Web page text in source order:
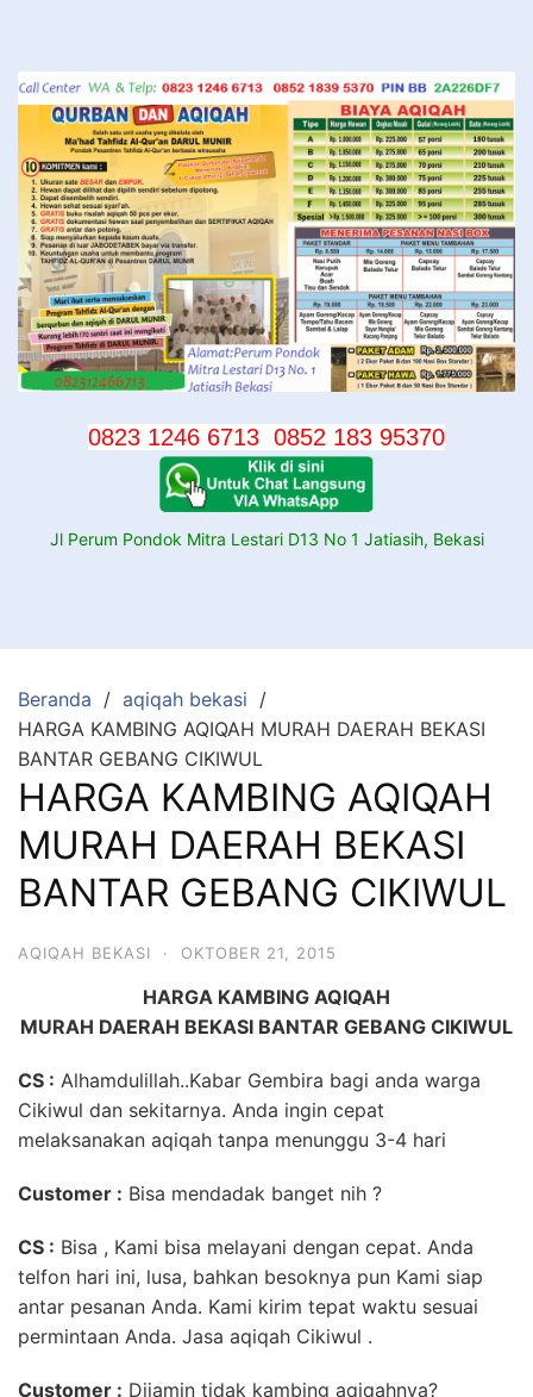
konten
0823 1246 6713 0852 183 95370
Jl Perum Pondok Mitra Lestari D13 No 1 Jatiasih, Bekasi
Beranda
aqiqah bekasi
HARGA KAMBING AQIQAH MURAH DAERAH BEKASI
BANTAR GEBANG CIKIWUL
HARGA KAMBING AQIQAH
MURAH DAERAH BEKASI
BANTAR GEBANG CIKIWUL
AQIQAH BEKASI · OKTOBER 21, 2015
HARGA KAMBING AQIQAH
MURAH DAERAH BEKASI BANTAR GEBANG CIKIWUL
CS : Alhamdulillah..Kabar Gembira bagi anda warga
Cikiwul dan sekitarnya. Anda ingin cepat
melaksanakan aqiqah tanpa menunggu 3-4 hari
Customer : Bisa mendadak banget nih ?
CS : Bisa , Kami bisa melayani dengan cepat. Anda
telfon hari ini, lusa, bahkan besoknya pun Kami siap
antar pesanan Anda. Kami kirim tepat waktu sesuai
permintaan Anda. Jasa aqiqah Cikiwul .
Customer : Dijamin tidak kambing aqiqahnya?